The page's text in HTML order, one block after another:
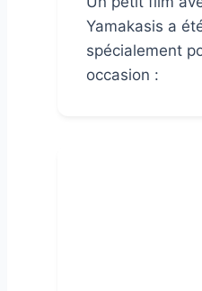
Yamakasis a
spécialement
occasion :